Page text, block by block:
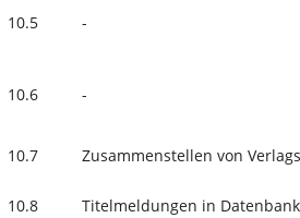
10.5 -
10.6 -
10.7 Zusammenstellen von
10.8 Titelmeldungen in